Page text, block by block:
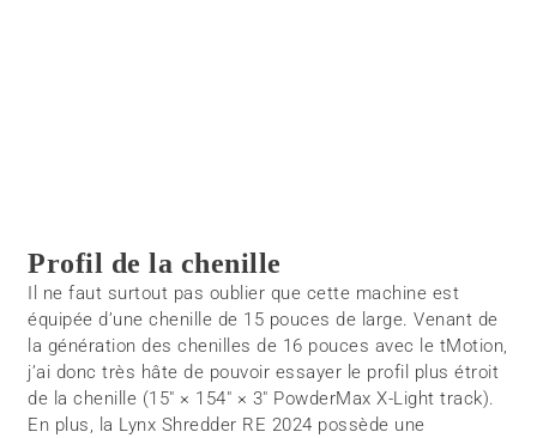
Profil de la chenille
Il ne faut surtout pas oublier que cette machine est
équipée d’une chenille de 15 pouces de large. Venant de
la génération des chenilles de 16 pouces avec le tMotion,
j’ai donc très hâte de pouvoir essayer le profil plus étroit
de la chenille (15″ × 154″ × 3″ PowderMax X-Light track).
En plus, la Lynx Shredder RE 2024 possède une